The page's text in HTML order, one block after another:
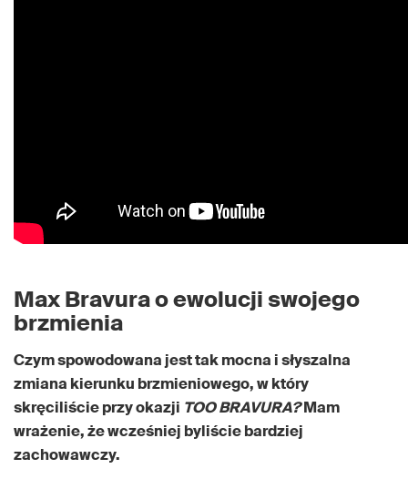
Max Bravura o ewolucji swojego
brzmienia
Czym spowodowana jest tak mocna i słyszalna
zmiana kierunku brzmieniowego, w który
skręciliście przy okazji TOO BRAVURA?Mam
wrażenie, że wcześniej byliście bardziej
zachowawczy.